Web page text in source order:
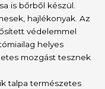
is bőrből készül.
hajlékonyak. Az
védelemmel
helyes
mozgást tesznek
talpa természetes